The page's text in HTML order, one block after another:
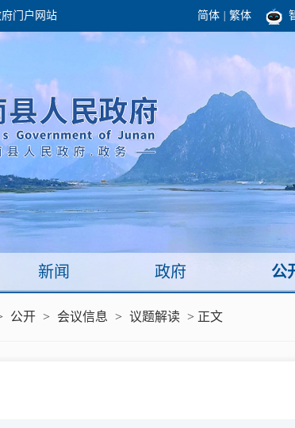
门户网站 简体 繁体
团结高效
领导之窗 政府机构
政府会议 政府公报
政府目录 政府数据
政府工作报告
公开
新闻 政府 公
公开 > 会议信息 > 议题解读 > 正文